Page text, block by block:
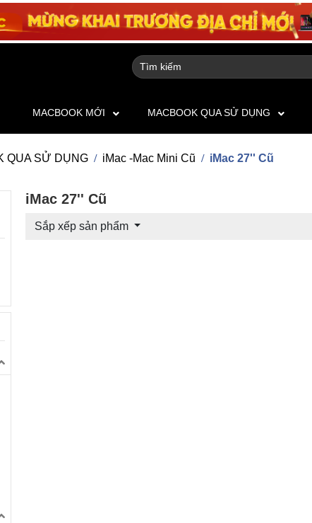
MACBOOK MỚI MACBOOK QUA SỬ DỤNG
QUA SỬ DỤNG iMac -Mac Mini Cũ iMac 27'' Cũ
iMac 27'' Cũ
Sắp xếp sản phẩm